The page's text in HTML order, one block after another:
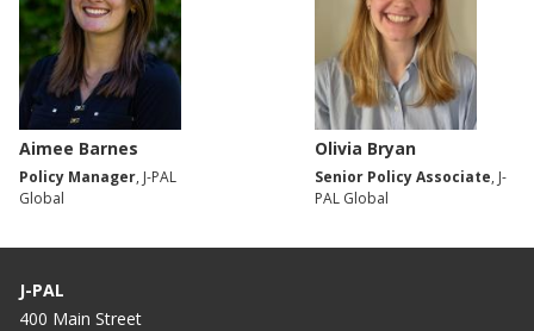
Aimee Barnes
Policy Manager, J-PAL
Global
Olivia Bryan
Senior Policy Associate, J-
PAL Global
J-PAL
400 Main Street